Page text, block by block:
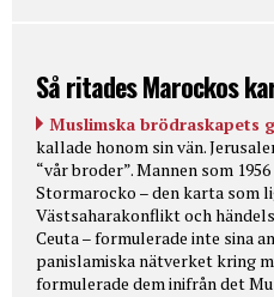
Så ritades Marockos
Muslimska brödraskapets
kallade honom sin vän.
“vår broder”. Mannen som
Stormarocko – den karta som
Västsaharakonflikt och
Ceuta – formulerade inte sina
panislamiska nätverket kring
formulerade dem inifrån det